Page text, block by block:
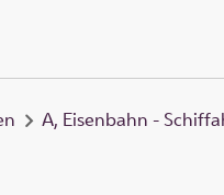
A, Eisenbahn -